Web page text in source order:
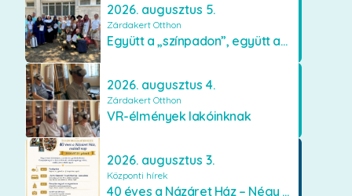
2026. augusztus 5.
Zárdakert Otthon
Együtt a „színpadon”, együtt az élményekért 🎭✨
2026. augusztus 4.
Zárdakert Otthon
VR-élmények lakóinknak
2026. augusztus 3.
Központi hírek
40 éves a Názáret Ház – Négy évtized szeretetben és gondoskodásban